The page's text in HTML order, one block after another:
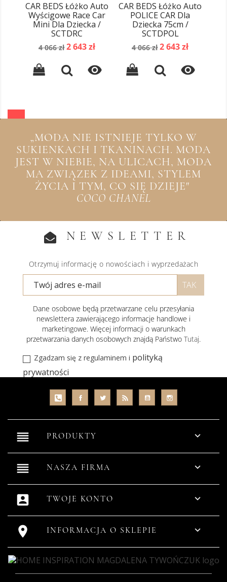
CAR BEDS Łóżko Auto
Wyścigowe Race Car
Mini Dla Dziecka /
SCTDRC
Cena
4 066 zł Cena
2 643 zł

CAR BEDS Łóżko Auto
POLICE CAR Dla
Dziecka 75cm /
SCTDPOL
Cena
4 066 zł Cena
2 643 zł

„MODA NIE ISTNIEJE TYLKO W
SUKIENKACH I TKANINACH. MODA
JEST W NIEBIE, NA ULICACH, MODA
MA ZWIĄZEK Z IDEAMI, STYLEM
ŻYCIA I TYM, CO SIĘ DZIEJE"
COCO CHANEL
NEWSLETTER
Otrzymuj informację o nowościach i wyprzedażach
Dane osobowe będą przetwarzane celu przesyłania
newslettera zawierającego informacje handlowe i
marketingowe. Więcej informacji o warunkach
przetwarzania danych osobowych znajdą Państwo Tutaj.
Zgadzam się z regulaminem i polityką
prywatności
reorder PRODUKTY 
reorder NASZA FIRMA 
account_box TWOJE KONTO 
 INFORMACJA O SKLEPIE 